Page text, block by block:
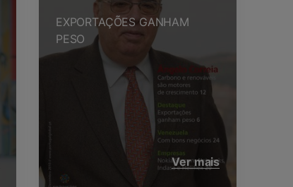
EXPORTAÇÕES GANHAM
PESO
Ver mais